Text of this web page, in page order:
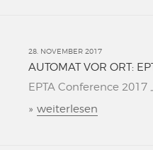
28. NOVEMBER 2017
AUTOMAT VOR ORT:
EPTA Conference
» weiterlesen